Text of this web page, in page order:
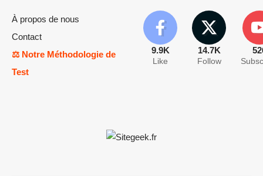
À propos de nous
Contact
⚖️ Notre Méthodologie de
Test
9.9K
Like
14.7K
Follow